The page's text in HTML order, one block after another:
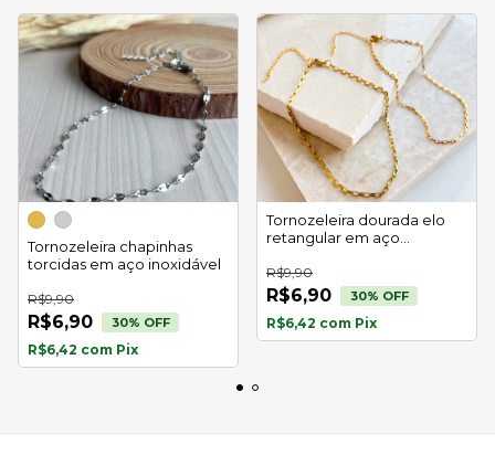
Tornozeleira chapinhas
torcidas em aço inoxidável
R$6,90
R$9,90
30% OFF
R$6,42 com Pix
Tornozeleira dourada elo
retangular em aço
R$6,90
R$9,90
30% OFF
R$6,42 com Pix